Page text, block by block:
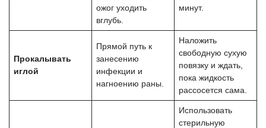
ожог уходить
вглубь.
минут.
Прокалывать
иглой
Прямой путь к
занесению
инфекции и
нагноению раны.
Наложить
свободную сухую
повязку и ждать,
пока жидкость
рассосется сама.
Использовать
стерильную